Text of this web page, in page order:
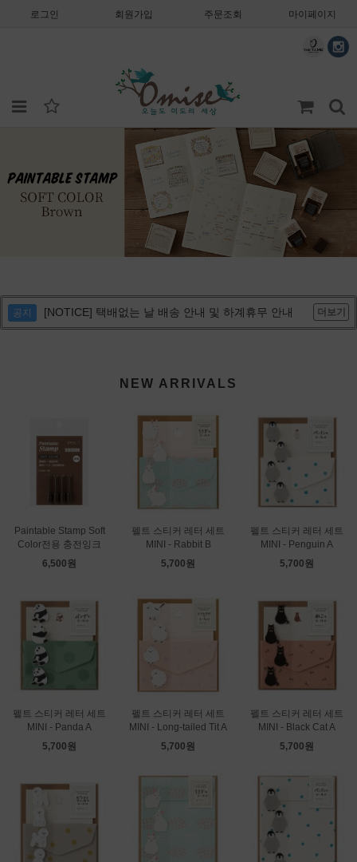
로그인 회원가입 주문조회 마이페이지
공지 [NOTICE] 택배없는 날 배송 안내 및 하계휴무 안내 더보기
NEW ARRIVALS
Paintable Stamp Soft
Color전용 충전잉크
6,500원
펠트 스티커 레터 세트
MINI - Rabbit B
5,700원
펠트 스티커 레터 세트
MINI - Penguin A
5,700원
펠트 스티커 레터 세트
MINI - Panda A
5,700원
펠트 스티커 레터 세트
MINI - Long-tailed Tit A
5,700원
펠트 스티커 레터 세트
MINI - Black Cat A
5,700원